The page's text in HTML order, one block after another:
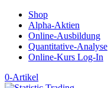
Shop
Alpha-Aktien
Online-Ausbildung
Quantitative-Analyse
Online-Kurs Log-In
0-Artikel